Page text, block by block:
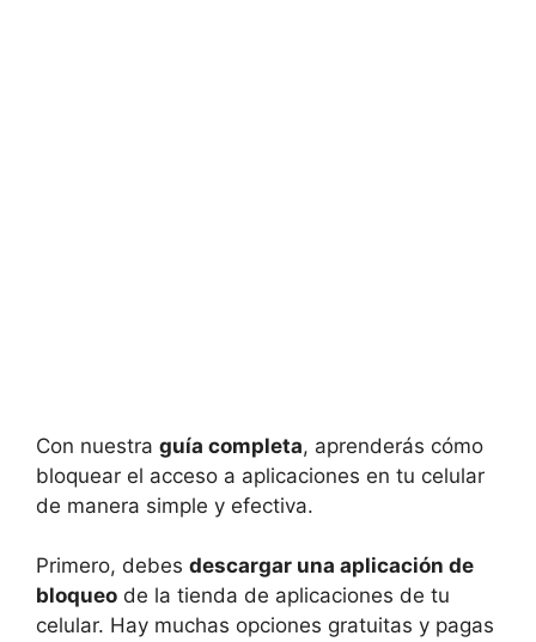
Con nuestra guía completa, aprenderás cómo
bloquear el acceso a aplicaciones en tu celular
de manera simple y efectiva.
Primero, debes descargar una aplicación de
bloqueo de la tienda de aplicaciones de tu
celular. Hay muchas opciones gratuitas y pagas